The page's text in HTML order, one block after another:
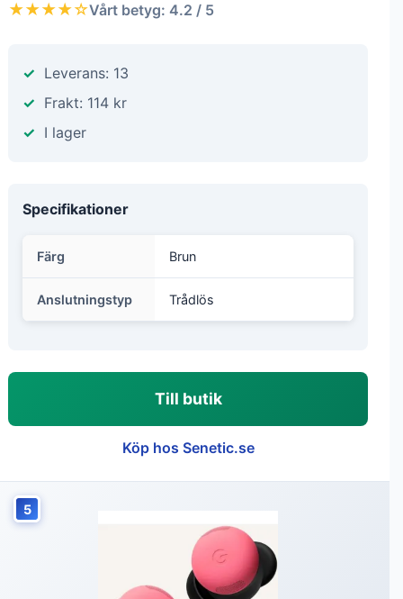
★★★★☆Vårt betyg: 4.2 / 5
Leverans: 13
Frakt: 114 kr
I lager
Specifikationer
Färg Brun
Anslutningstyp Trådlös
Till butik
Köp hos Senetic.se
5